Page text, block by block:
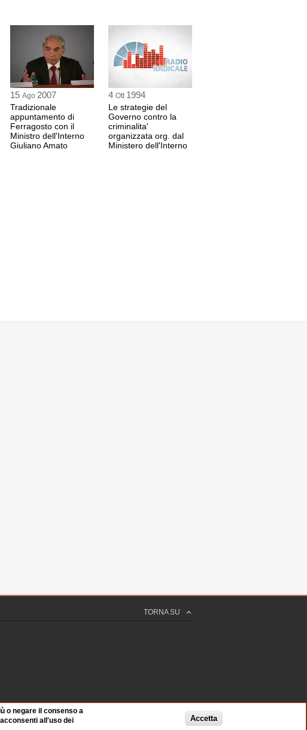
15 Ago 2007
Tradizionale
appuntamento di
Ferragosto con il
Ministro dell'Interno
Giuliano Amato
4 Ott 1994
Le strategie del
Governo contro la
criminalita'
organizzata org. dal
Ministero dell'Interno
TORNA SU
o negare il consenso a
all'uso dei
Accetta